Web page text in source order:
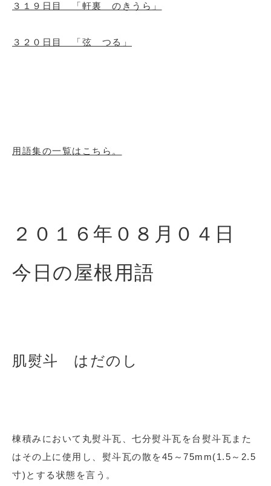
３１９日目 「軒裏 のきうら」
３２０日目 「弦 つる」
用語集の一覧はこちら。
２０１６年０８ 月０４日
今日の屋根用語
肌熨斗 はだのし
棟積みにおいて丸熨斗瓦、七分熨斗瓦を台熨斗瓦また
はその上に使用し、熨斗瓦の散を45～75mm(1.5～2.5
寸)とする状態を言う。